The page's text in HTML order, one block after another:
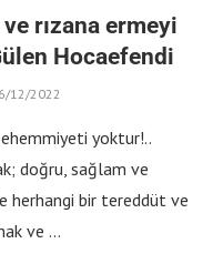
rızana ermeyi
Hocaefendi
12/2022
yoktur!..
doğru, sağlam ve
herhangi bir tereddüt ve
ve …